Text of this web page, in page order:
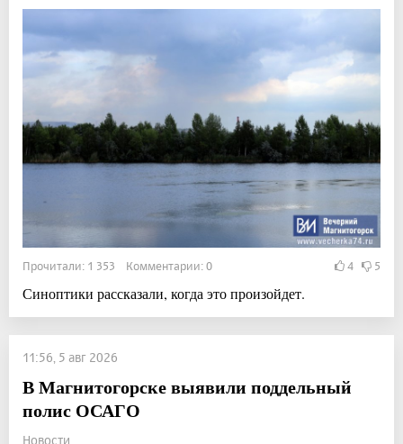
Прочитали: 1 353 Комментарии: 0 4 5
Синоптики рассказали, когда это произойдет.
11:56, 5 авг 2026
В Магнитогорске выявили поддельный
полис ОСАГО
Новости